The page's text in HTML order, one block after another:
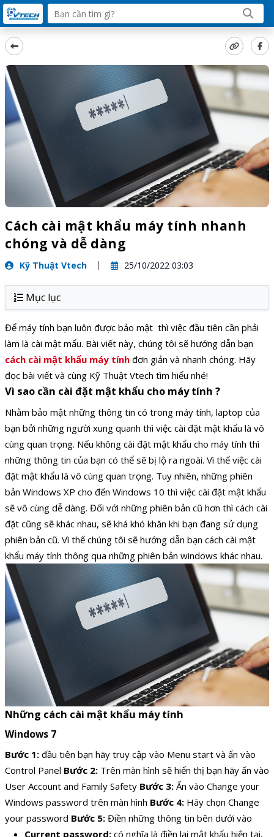
Cách cài mật khẩu máy tính nhanh
chóng và dễ dàng
Kỹ Thuật Vtech 25/10/2022 03:03
Mục lục
Để máy tính bạn luôn được bảo mật thì việc đầu tiên cần phải
làm là cài mật mẩu. Bài viết này, chúng tôi sẽ hướng dẫn bạn
cách cài mật khẩu máy tính đơn giản và nhanh chóng. Hãy
đọc bài viết và cùng Kỹ Thuật Vtech tìm hiểu nhé!
Vì sao cần cài đặt mật khẩu cho máy tính ?
Nhằm bảo mật những thông tin có trong máy tính, laptop của
bạn bởi những người xung quanh thì việc cài đặt mật khẩu là vô
cùng quan trọng. Nếu không cài đặt mật khẩu cho máy tính thì
những thông tin của bạn có thể sẽ bị lộ ra ngoài. Vì thế việc cài
đặt mật khẩu là vô cùng quan trọng. Tuy nhiên, những phiên
bản Windows XP cho đến Windows 10 thì việc cài đặt mật khẩu
sẽ vô cùng dễ dàng. Đối với những phiên bản cũ hơn thì cách cài
đặt cũng sẽ khác nhau, sẽ khá khó khăn khi bạn đang sử dụng
phiên bản cũ. Vì thế chúng tôi sẽ hướng dẫn bạn cách cài mật
khẩu máy tính thông qua những phiên bản windows khác nhau.
Những cách cài mật khẩu máy tính
Windows 7
Bước 1: đầu tiên bạn hãy truy cập vào Menu start và ấn vào
Control Panel Bước 2: Trên màn hình sẽ hiển thị bạn hãy ấn vào
User Account and Family Safety Bước 3: Ấn vào Change your
Windows password trên màn hình Bước 4: Hãy chọn Change
your password Bước 5: Điền những thông tin bên dưới vào
Current password: có nghĩa là điền lại mật khẩu hiện tại,